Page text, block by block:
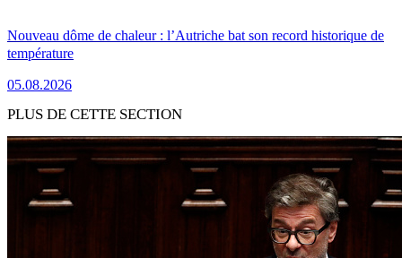
Nouveau dôme de chaleur : l’Autriche bat son record historique de
température
05.08.2026
PLUS DE CETTE SECTION